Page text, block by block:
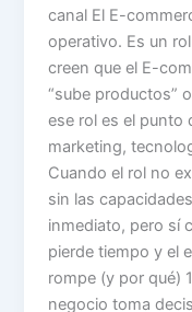
canal El E-
operativo. Es un
creen que el E-
“sube productos”
ese rol es el punto
marketing,
Cuando el rol no
sin las
inmediato, pero sí
pierde tiempo y el
rompe (y por qué)
negocio toma